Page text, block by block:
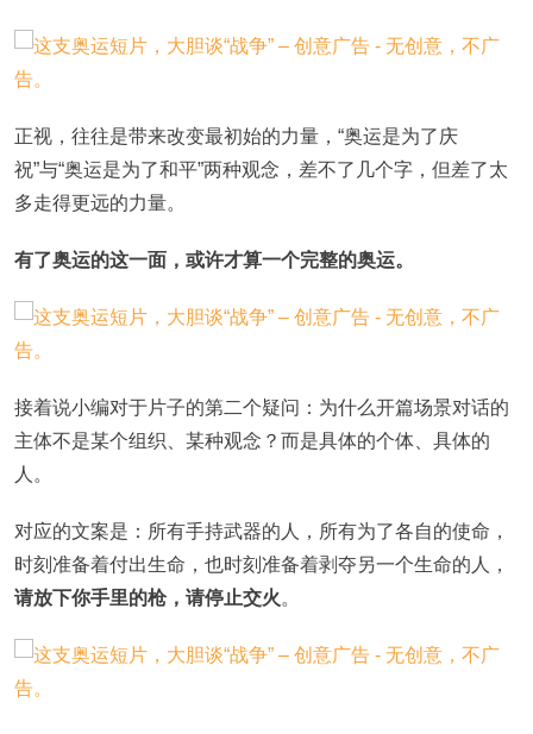
正视，往往是带来改变最初始的力量，“奥运是为了庆
祝”与“奥运是为了和平”两种观念，差不了几个字，但差了太
多走得更远的力量。
有了奥运的这一面，或许才算一个完整的奥运。
接着说小编对于片子的第二个疑问：为什么开篇场景对话的
主体不是某个组织、某种观念？而是具体的个体、具体的
人。
对应的文案是：所有手持武器的人，所有为了各自的使命，
时刻准备着付出生命，也时刻准备着剥夺另一个生命的人，
请放下你手里的枪，请停止交火。